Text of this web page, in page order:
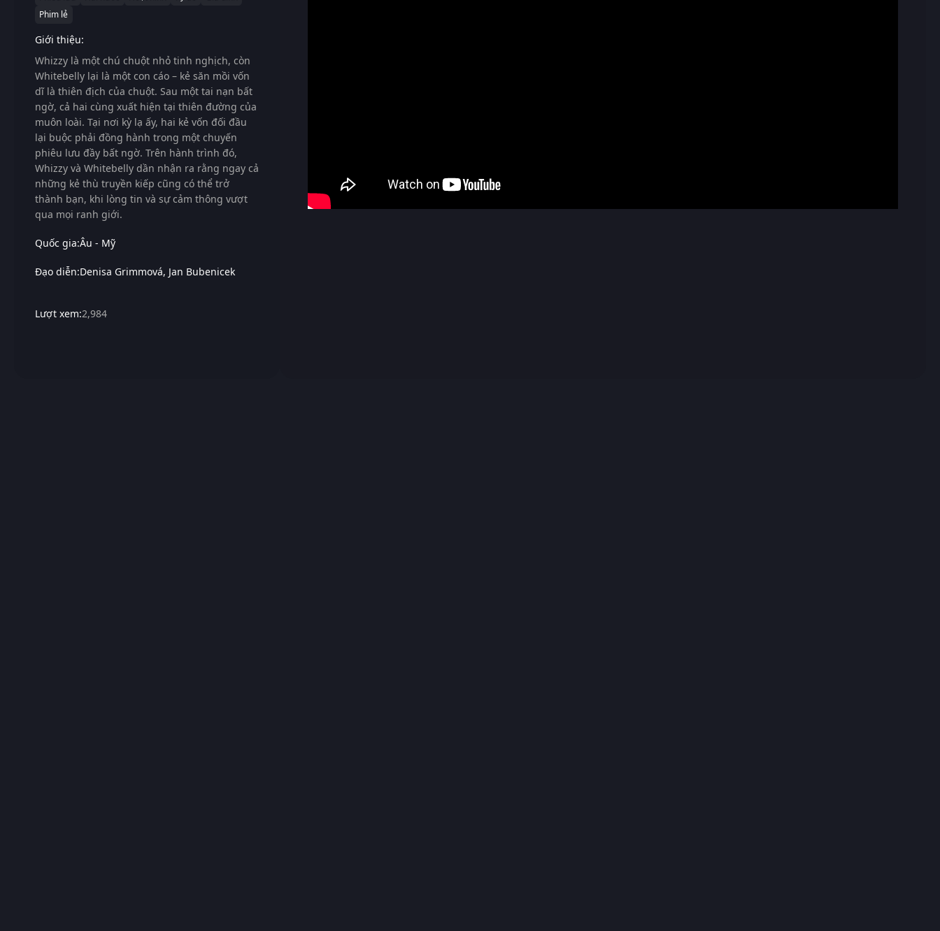
Phim lẻ
Giới thiệu:
Whizzy là một chú chuột nhỏ tinh nghịch, còn
Whitebelly lại là một con cáo – kẻ săn mồi vốn
dĩ là thiên địch của chuột. Sau một tai nạn bất
ngờ, cả hai cùng xuất hiện tại thiên đường của
muôn loài. Tại nơi kỳ lạ ấy, hai kẻ vốn đối đầu
lại buộc phải đồng hành trong một chuyến
phiêu lưu đầy bất ngờ. Trên hành trình đó,
Whizzy và Whitebelly dần nhận ra rằng ngay cả
những kẻ thù truyền kiếp cũng có thể trở
thành bạn, khi lòng tin và sự cảm thông vượt
qua mọi ranh giới.
Quốc gia:Âu - Mỹ
Đạo diễn:Denisa Grimmová Jan Bubenicek
Lượt xem:2,984